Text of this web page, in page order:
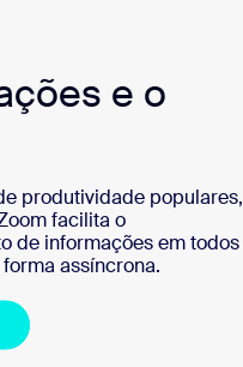
e o
produtividade populares,
facilita o
de informações em todos
assíncrona.